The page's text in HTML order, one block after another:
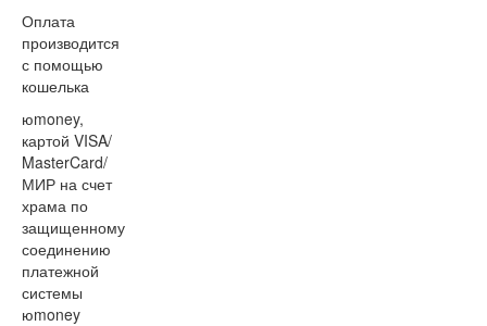
Оплата
производится
с помощью
кошелька
юmoney,
картой VISA/
MasterCard/
МИР на счет
храма по
защищенному
соединению
платежной
системы
юmoney